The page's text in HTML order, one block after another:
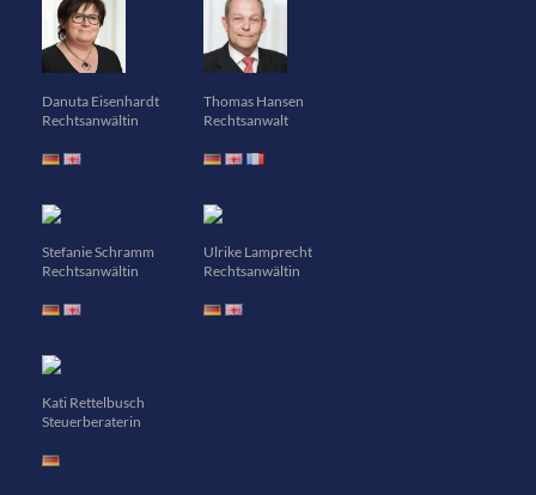
Danuta Eisenhardt
Rechtsanwältin
Thomas Hansen
Rechtsanwalt
Stefanie Schramm
Rechtsanwältin
Ulrike Lamprecht
Rechtsanwältin
Kati Rettelbusch
Steuerberaterin